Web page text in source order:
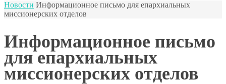
Новости Информационное письмо для епархиальных
миссионерских отделов
Информационное письмо
для епархиальных
миссионерских отделов